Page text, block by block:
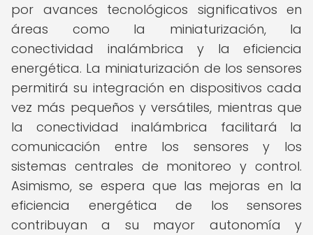
por avances tecnológicos significativos en
áreas como la miniaturización, la
conectividad inalámbrica y la eficiencia
energética. La miniaturización de los sensores
permitirá su integración en dispositivos cada
vez más pequeños y versátiles, mientras que
la conectividad inalámbrica facilitará la
comunicación entre los sensores y los
sistemas centrales de monitoreo y control.
Asimismo, se espera que las mejoras en la
eficiencia energética de los sensores
contribuyan a su mayor autonomía y